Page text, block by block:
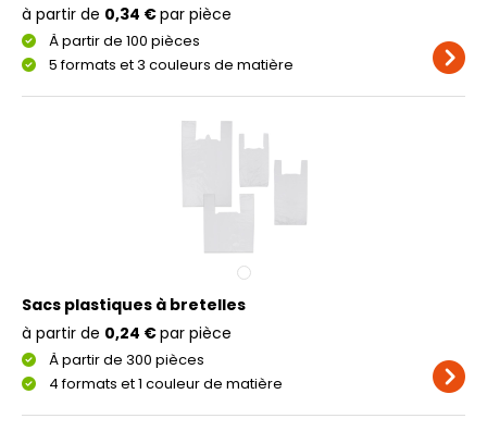
À partir de 100 pièces
5 formats et 3 couleurs de matière
à partir de 0,34 €par pièce
Sacs plastiques à bretelles
À partir de 300 pièces
4 formats et 1 couleur de matière
à partir de 0,24 €par pièce